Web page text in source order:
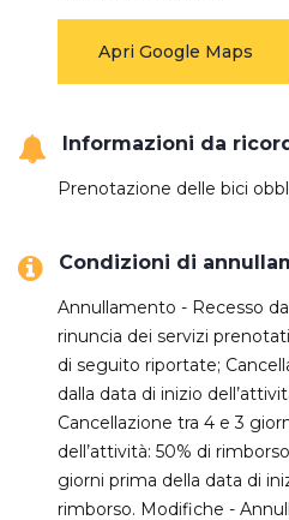
Apri Google Maps
Informazioni da
Prenotazione delle bici
Condizioni di
Annullamento - Recesso
rinuncia dei servizi
di seguito riportate;
dalla data di inizio
Cancellazione tra 4 e 3
dell’attività: 50% di
giorni prima della data di
rimborso. Modifiche -